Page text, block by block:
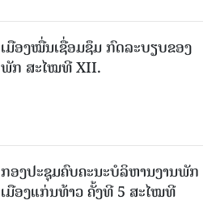
ເມືອງ​ໝື່ນເຊື່ອມຊຶມ ກົດລະບຽບຂອງ
ພັກ ສະໄໝທີ XII.
ກອງປະຊຸມຄົບຄະນະບໍລິຫານງານພັກ
ເມືອງແກ່ນ​ທ້າວ ຄັ້ງທີ 5 ສະໄໝທີ